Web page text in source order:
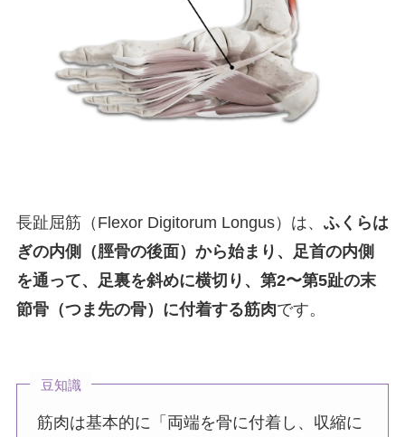
長趾屈筋（Flexor Digitorum Longus）は、 ふくらは
ぎの内側（脛骨の後面）から始まり、足首の内側
を通って、足裏を斜めに横切り、第2〜第5趾の末
節骨（つま先の骨）に付着する筋肉です。
豆知識
筋肉は基本的に「両端を骨に付着し、収縮に